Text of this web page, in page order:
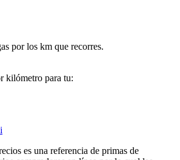
por los km que recorres.
kilómetro para tu:
es una referencia de primas de